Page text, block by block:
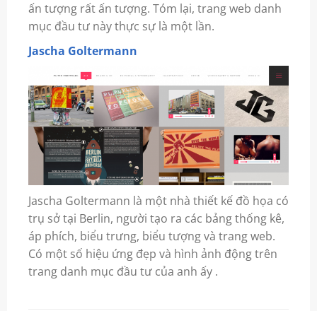
ấn tượng rất ấn tượng. Tóm lại, trang web danh
mục đầu tư này thực sự là một lần.
Jascha Goltermann
Jascha Goltermann là một nhà thiết kế đồ họa có
trụ sở tại Berlin, người tạo ra các bảng thống kê,
áp phích, biểu trưng, ​​biểu tượng và trang web.
Có một số hiệu ứng đẹp và hình ảnh động trên
trang danh mục đầu tư của anh ấy .